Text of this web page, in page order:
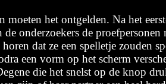
moeten het ontgelden. Na het
onderzoekers de
dat ze een spelletje zouden
een vorm op het scherm
die het snelst op de knop